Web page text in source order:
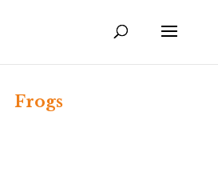
Frogs